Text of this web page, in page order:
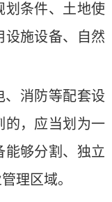
划条件、土地使
设施设备、自然
、消防等配套设
的，应当划为一
能够分割、独立
理区域。